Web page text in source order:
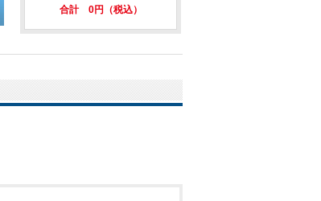
合計 0円（税込）